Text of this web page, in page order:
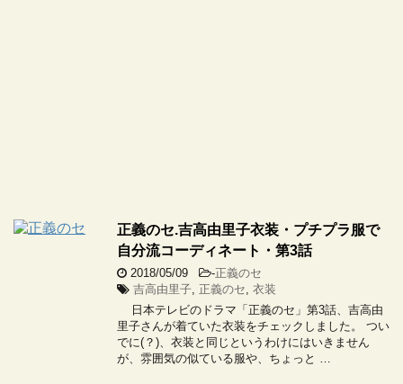
正義のセ.吉高由里子衣装・プチプラ服で
自分流コーディネート・第3話
2018/05/09 -正義のセ
吉高由里子, 正義のセ, 衣装
日本テレビのドラマ「正義のセ」第3話、吉高由
里子さんが着ていた衣装をチェックしました。 つい
でに(？)、衣装と同じというわけにはいきません
が、雰囲気の似ている服や、ちょっと …